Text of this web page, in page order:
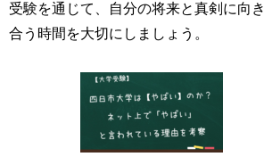
受験を通じて、自分の将来と真剣に向き
合う時間を大切にしましょう。